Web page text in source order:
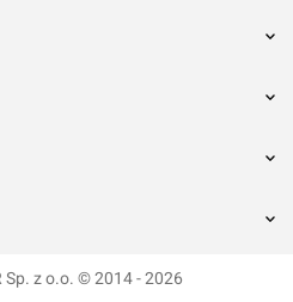
Sp. z o.o. © 2014 - 2026